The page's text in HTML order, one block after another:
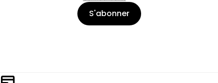
S'abonner